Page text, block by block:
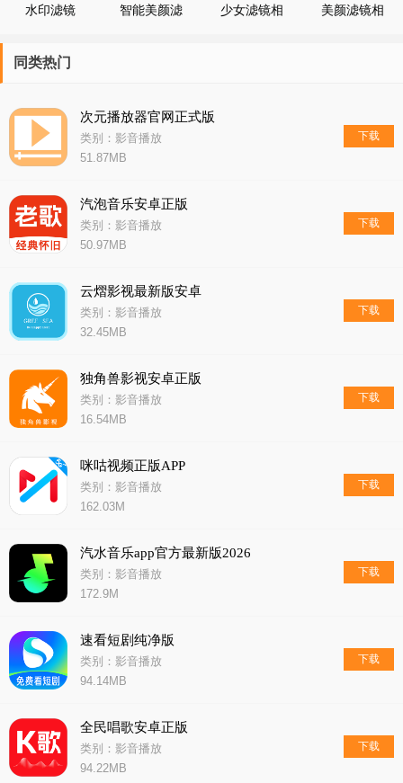
水印滤镜
智能美颜滤
少女滤镜相
美颜滤镜相
同类热门
次元播放器官网正式版
类别：影音播放
51.87MB
下载
汽泡音乐安卓正版
类别：影音播放
50.97MB
下载
云熠影视最新版安卓
类别：影音播放
32.45MB
下载
独角兽影视安卓正版
类别：影音播放
16.54MB
下载
咪咕视频正版APP
类别：影音播放
162.03M
下载
汽水音乐app官方最新版2026
类别：影音播放
172.9M
下载
速看短剧纯净版
类别：影音播放
94.14MB
下载
全民唱歌安卓正版
类别：影音播放
94.22MB
下载